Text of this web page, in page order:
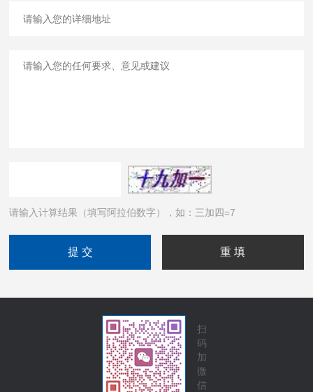
请输入计算结果（填写阿拉伯数字），如：三加四=7
扫
码
加
微
信